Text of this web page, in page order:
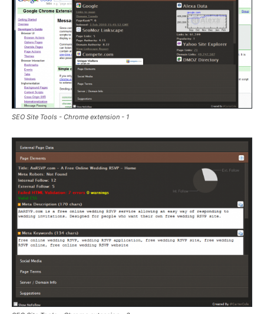
SEO Site Tools - Chrome extension - 1